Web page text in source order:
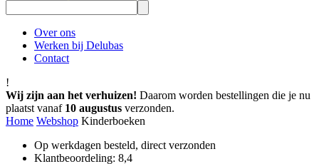
Over ons
Werken bij Delubas
Contact
!
Wij zijn aan het verhuizen! Daarom worden bestellingen die je nu
plaatst vanaf 10 augustus verzonden.
Home Webshop Kinderboeken
Op werkdagen besteld, direct verzonden
Klantbeoordeling: 8,4